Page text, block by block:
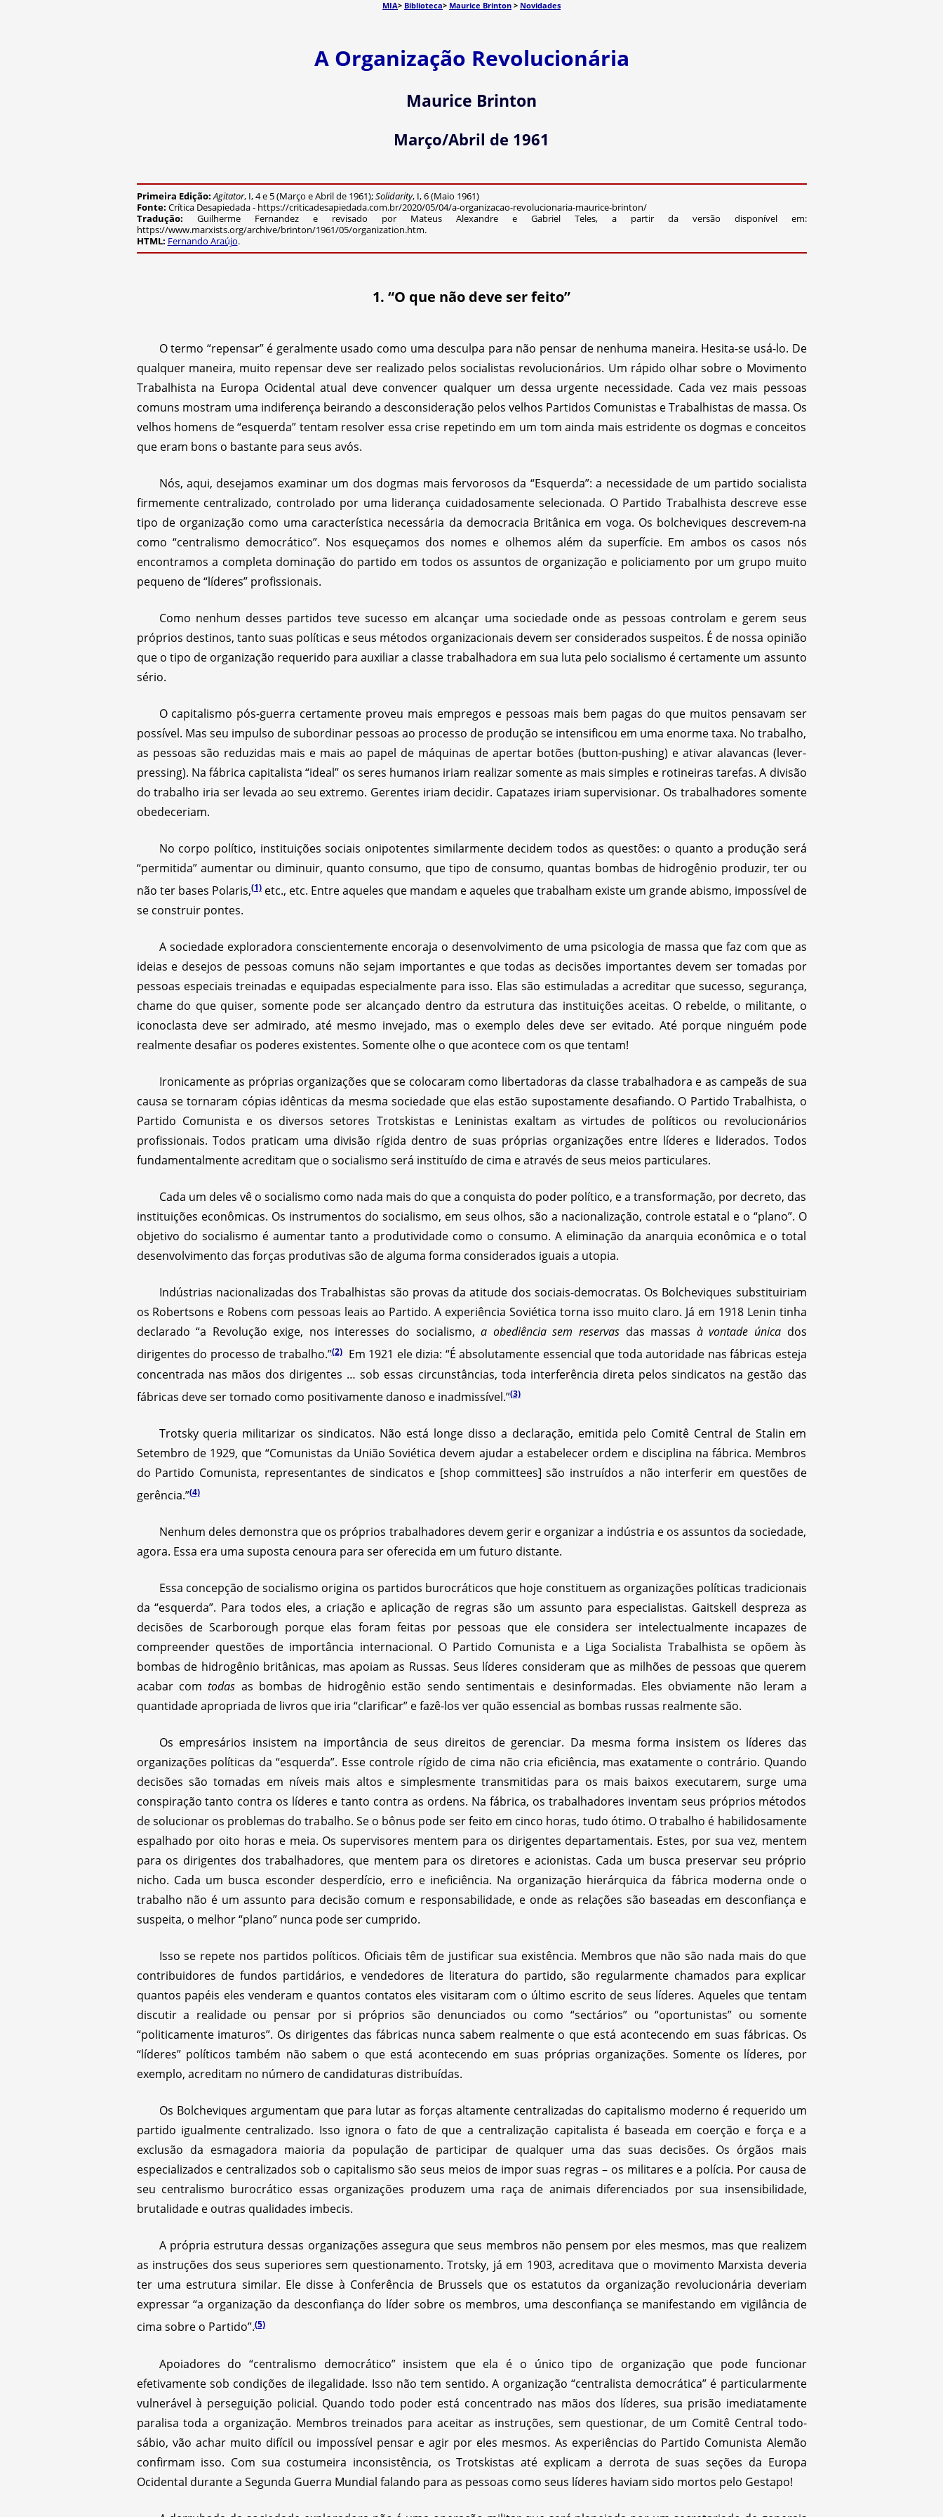
MIA> Biblioteca> Maurice Brinton > Novidades
A Organização Revolucionária
Maurice Brinton
Março/Abril de 1961
Primeira Edição:Agitator, I, 4 e 5 (Março e Abril de 1961);Solidarity, I, 6 (Maio 1961)
Fonte: Crítica Desapiedada - https://criticadesapiedada.com.br/2020/05/04/a-organizacao-revolucionaria-maurice-brinton/
Tradução: Guilherme Fernandez e revisado por Mateus Alexandre e Gabriel Teles, a partir da versão disponível em:
https://www.marxists.org/archive/brinton/1961/05/organization.htm.
HTML: Fernando Araújo.
1. “O que não deve ser feito”
O termo “repensar” é geralmente usado como uma desculpa para não pensar de nenhuma maneira. Hesita-se usá-lo. De
qualquer maneira, muito repensar deve ser realizado pelos socialistas revolucionários. Um rápido olhar sobre o Movimento
Trabalhista na Europa Ocidental atual deve convencer qualquer um dessa urgente necessidade. Cada vez mais pessoas
comuns mostram uma indiferença beirando a desconsideração pelos velhos Partidos Comunistas e Trabalhistas de massa. Os
velhos homens de “esquerda” tentam resolver essa crise repetindo em um tom ainda mais estridente os dogmas e conceitos
que eram bons o bastante para seus avós.
Nós, aqui, desejamos examinar um dos dogmas mais fervorosos da “Esquerda”: a necessidade de um partido socialista
firmemente centralizado, controlado por uma liderança cuidadosamente selecionada. O Partido Trabalhista descreve esse
tipo de organização como uma característica necessária da democracia Britânica em voga. Os bolcheviques descrevem-na
como “centralismo democrático”. Nos esqueçamos dos nomes e olhemos além da superfície. Em ambos os casos nós
encontramos a completa dominação do partido em todos os assuntos de organização e policiamento por um grupo muito
pequeno de “líderes” profissionais.
Como nenhum desses partidos teve sucesso em alcançar uma sociedade onde as pessoas controlam e gerem seus
próprios destinos, tanto suas políticas e seus métodos organizacionais devem ser considerados suspeitos. É de nossa opinião
que o tipo de organização requerido para auxiliar a classe trabalhadora em sua luta pelo socialismo é certamente um assunto
sério.
O capitalismo pós-guerra certamente proveu mais empregos e pessoas mais bem pagas do que muitos pensavam ser
possível. Mas seu impulso de subordinar pessoas ao processo de produção se intensificou em uma enorme taxa. No trabalho,
as pessoas são reduzidas mais e mais ao papel de máquinas de apertar botões (button-pushing) e ativar alavancas (lever-
pressing). Na fábrica capitalista “ideal” os seres humanos iriam realizar somente as mais simples e rotineiras tarefas. A divisão
do trabalho iria ser levada ao seu extremo. Gerentes iriam decidir. Capatazes iriam supervisionar. Os trabalhadores somente
obedeceriam.
No corpo político, instituições sociais onipotentes similarmente decidem todos as questões: o quanto a produção será
“permitida” aumentar ou diminuir, quanto consumo, que tipo de consumo, quantas bombas de hidrogênio produzir, ter ou
não ter bases Polaris,(1)etc., etc. Entre aqueles que mandam e aqueles que trabalham existe um grande abismo, impossível de
se construir pontes.
A sociedade exploradora conscientemente encoraja o desenvolvimento de uma psicologia de massa que faz com que as
ideias e desejos de pessoas comuns não sejam importantes e que todas as decisões importantes devem ser tomadas por
pessoas especiais treinadas e equipadas especialmente para isso. Elas são estimuladas a acreditar que sucesso, segurança,
chame do que quiser, somente pode ser alcançado dentro da estrutura das instituições aceitas. O rebelde, o militante, o
iconoclasta deve ser admirado, até mesmo invejado, mas o exemplo deles deve ser evitado. Até porque ninguém pode
realmente desafiar os poderes existentes. Somente olhe o que acontece com os que tentam!
Ironicamente as próprias organizações que se colocaram como libertadoras da classe trabalhadora e as campeãs de sua
causa se tornaram cópias idênticas da mesma sociedade que elas estão supostamente desafiando. O Partido Trabalhista, o
Partido Comunista e os diversos setores Trotskistas e Leninistas exaltam as virtudes de políticos ou revolucionários
profissionais. Todos praticam uma divisão rígida dentro de suas próprias organizações entre líderes e liderados. Todos
fundamentalmente acreditam que o socialismo será instituído de cima e através de seus meios particulares.
Cada um deles vê o socialismo como nada mais do que a conquista do poder político, e a transformação, por decreto, das
instituições econômicas. Os instrumentos do socialismo, em seus olhos, são a nacionalização, controle estatal e o “plano”. O
objetivo do socialismo é aumentar tanto a produtividade como o consumo. A eliminação da anarquia econômica e o total
desenvolvimento das forças produtivas são de alguma forma considerados iguais a utopia.
Indústrias nacionalizadas dos Trabalhistas são provas da atitude dos sociais-democratas. Os Bolcheviques substituiriam
os Robertsons e Robens com pessoas leais ao Partido. A experiência Soviética torna isso muito claro. Já em 1918 Lenin tinha
declarado “a Revolução exige, nos interesses do socialismo,a obediência sem reservas das massas à vontade únicados
dirigentes do processo de trabalho.”(2)Em 1921 ele dizia: “É absolutamente essencial que toda autoridade nas fábricas esteja
concentrada nas mãos dos dirigentes … sob essas circunstâncias, toda interferência direta pelos sindicatos na gestão das
fábricas deve ser tomado como positivamente danoso e inadmissível.”(3)
Trotsky queria militarizar os sindicatos. Não está longe disso a declaração, emitida pelo Comitê Central de Stalin em
Setembro de 1929, que “Comunistas da União Soviética devem ajudar a estabelecer ordem e disciplina na fábrica. Membros
do Partido Comunista, representantes de sindicatos e [shop committees] são instruídos a não interferir em questões de
gerência.”(4)
Nenhum deles demonstra que os próprios trabalhadores devem gerir e organizar a indústria e os assuntos da sociedade,
agora. Essa era uma suposta cenoura para ser oferecida em um futuro distante.
Essa concepção de socialismo origina os partidos burocráticos que hoje constituem as organizações políticas tradicionais
da “esquerda”. Para todos eles, a criação e aplicação de regras são um assunto para especialistas. Gaitskell despreza as
decisões de Scarborough porque elas foram feitas por pessoas que ele considera ser intelectualmente incapazes de
compreender questões de importância internacional. O Partido Comunista e a Liga Socialista Trabalhista se opõem às
bombas de hidrogênio britânicas, mas apoiam as Russas. Seus líderes consideram que as milhões de pessoas que querem
acabar comtodas as bombas de hidrogênio estão sendo sentimentais e desinformadas. Eles obviamente não leram a
quantidade apropriada de livros que iria “clarificar” e fazê-los ver quão essencial as bombas russas realmente são.
Os empresários insistem na importância de seus direitos de gerenciar. Da mesma forma insistem os líderes das
organizações políticas da “esquerda”. Esse controle rígido de cima não cria eficiência, mas exatamente o contrário. Quando
decisões são tomadas em níveis mais altos e simplesmente transmitidas para os mais baixos executarem, surge uma
conspiração tanto contra os líderes e tanto contra as ordens. Na fábrica, os trabalhadores inventam seus próprios métodos
de solucionar os problemas do trabalho. Se o bônus pode ser feito em cinco horas, tudo ótimo. O trabalho é habilidosamente
espalhado por oito horas e meia. Os supervisores mentem para os dirigentes departamentais. Estes, por sua vez, mentem
para os dirigentes dos trabalhadores, que mentem para os diretores e acionistas. Cada um busca preservar seu próprio
nicho. Cada um busca esconder desperdício, erro e ineficiência. Na organização hierárquica da fábrica moderna onde o
trabalho não é um assunto para decisão comum e responsabilidade, e onde as relações são baseadas em desconfiança e
suspeita, o melhor “plano” nunca pode ser cumprido.
Isso se repete nos partidos políticos. Oficiais têm de justificar sua existência. Membros que não são nada mais do que
contribuidores de fundos partidários, e vendedores de literatura do partido, são regularmente chamados para explicar
quantos papéis eles venderam e quantos contatos eles visitaram com o último escrito de seus líderes. Aqueles que tentam
discutir a realidade ou pensar por si próprios são denunciados ou como “sectários” ou “oportunistas” ou somente
“politicamente imaturos”. Os dirigentes das fábricas nunca sabem realmente o que está acontecendo em suas fábricas. Os
“líderes” políticos também não sabem o que está acontecendo em suas próprias organizações. Somente os líderes, por
exemplo, acreditam no número de candidaturas distribuídas.
Os Bolcheviques argumentam que para lutar as forças altamente centralizadas do capitalismo moderno é requerido um
partido igualmente centralizado. Isso ignora o fato de que a centralização capitalista é baseada em coerção e força e a
exclusão da esmagadora maioria da população de participar de qualquer uma das suas decisões. Os órgãos mais
especializados e centralizados sob o capitalismo são seus meios de impor suas regras – os militares e a polícia. Por causa de
seu centralismo burocrático essas organizações produzem uma raça de animais diferenciados por sua insensibilidade,
brutalidade e outras qualidades imbecis.
A própria estrutura dessas organizações assegura que seus membros não pensem por eles mesmos, mas que realizem
as instruções dos seus superiores sem questionamento. Trotsky, já em 1903, acreditava que o movimento Marxista deveria
ter uma estrutura similar. Ele disse à Conferência de Brussels que os estatutos da organização revolucionária deveriam
expressar “a organização da desconfiança do líder sobre os membros, uma desconfiança se manifestando em vigilância de
cima sobre o Partido”.(5)
Apoiadores do “centralismo democrático” insistem que ela é o único tipo de organização que pode funcionar
efetivamente sob condições de ilegalidade. Isso não tem sentido. A organização “centralista democrática” é particularmente
vulnerável à perseguição policial. Quando todo poder está concentrado nas mãos dos líderes, sua prisão imediatamente
paralisa toda a organização. Membros treinados para aceitar as instruções, sem questionar, de um Comitê Central todo-
sábio, vão achar muito difícil ou impossível pensar e agir por eles mesmos. As experiências do Partido Comunista Alemão
confirmam isso. Com sua costumeira inconsistência, os Trotskistas até explicam a derrota de suas seções da Europa
Ocidental durante a Segunda Guerra Mundial falando para as pessoas como seus líderes haviam sido mortos pelo Gestapo!